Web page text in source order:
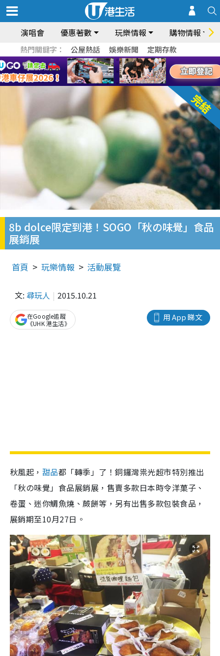
演唱會 優惠著數 玩樂情報 購物情報
熱門關鍵字： 公屋熱話 娛樂新聞 定期存款
8b dolce限定到港！SOGO「秋の味覺」食品
展銷展
首頁 玩樂情報 活動展覽
文: 尋玩人 2015.10.21
用 App 睇文
在Google追蹤
《UHK 港生活》
秋風起， 甜品都「轉季」了！銅鑼灣祟光超市特別推出
「秋の味覺」食品展銷展，售賣多款日本時令洋菓子、
卷蛋、迷你鯛魚燒、蕨餅等，另有出售多款包裝食品，
展銷期至10月27日。